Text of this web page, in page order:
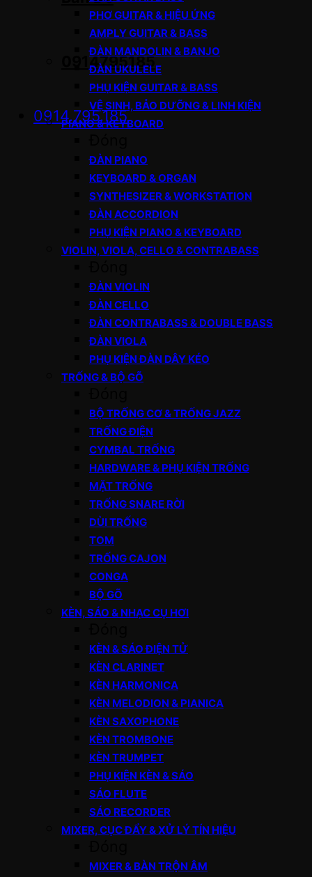
0914795185
0914.795.185
PHƠ GUITAR & HIỆU ỨNG
AMPLY GUITAR & BASS
ĐÀN MANDOLIN & BANJO
ĐÀN UKULELE
PHỤ KIỆN GUITAR & BASS
VỆ SINH, BẢO DƯỠNG & LINH KIỆN
PIANO & KEYBOARD
ĐÀN PIANO
KEYBOARD & ORGAN
SYNTHESIZER & WORKSTATION
ĐÀN ACCORDION
PHỤ KIỆN PIANO & KEYBOARD
VIOLIN, VIOLA, CELLO & CONTRABASS
ĐÀN VIOLIN
ĐÀN CELLO
ĐÀN CONTRABASS & DOUBLE BASS
ĐÀN VIOLA
PHỤ KIỆN ĐÀN DÂY KÉO
TRỐNG & BỘ GÕ
BỘ TRỐNG CƠ & TRỐNG JAZZ
TRỐNG ĐIỆN
CYMBAL TRỐNG
HARDWARE & PHỤ KIỆN TRỐNG
MẶT TRỐNG
TRỐNG SNARE RỜI
DÙI TRỐNG
TOM
TRỐNG CAJON
CONGA
BỘ GÕ
KÈN, SÁO & NHẠC CỤ HƠI
KÈN & SÁO ĐIỆN TỬ
KÈN CLARINET
KÈN HARMONICA
KÈN MELODION & PIANICA
KÈN SAXOPHONE
KÈN TROMBONE
KÈN TRUMPET
PHỤ KIỆN KÈN & SÁO
SÁO FLUTE
SÁO RECORDER
MIXER, CỤC ĐẨY & XỬ LÝ TÍN HIỆU
MIXER & BÀN TRỘN ÂM